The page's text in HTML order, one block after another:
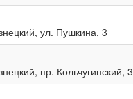
ул. Пушкина, 3
пр. Кольчугинский, 3